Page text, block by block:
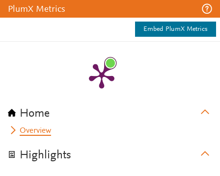
PlumX Metrics
Embed PlumX Metrics
Home
Overview
Highlights